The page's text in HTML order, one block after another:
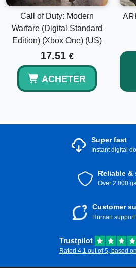
Call of Duty: Modern
Warfare (Digital Standard
Edition) (Xbox One) (US)
17.51 €
ACHETER
Super fast
Instant digital
Reliable &
Over 2.000
Customer
Human support
Trustpilot
Rated 4.1 out of 5, based